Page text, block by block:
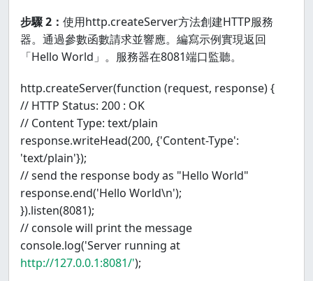
步驟 2： 使用http.createServer方法創建HTTP服務
器。通過參數函數請求並響應。編寫示例實現返回
「Hello World」。服務器在8081端口監聽。
http.createServer(function (request, response) {
// HTTP Status: 200 : OK
// Content Type: text/plain
response.writeHead(200, {'Content-Type':
'text/plain'});
// send the response body as "Hello World"
response.end('Hello World\n');
}).listen(8081);
// console will print the message
console.log('Server running at
http://127.0.0.1:8081/');